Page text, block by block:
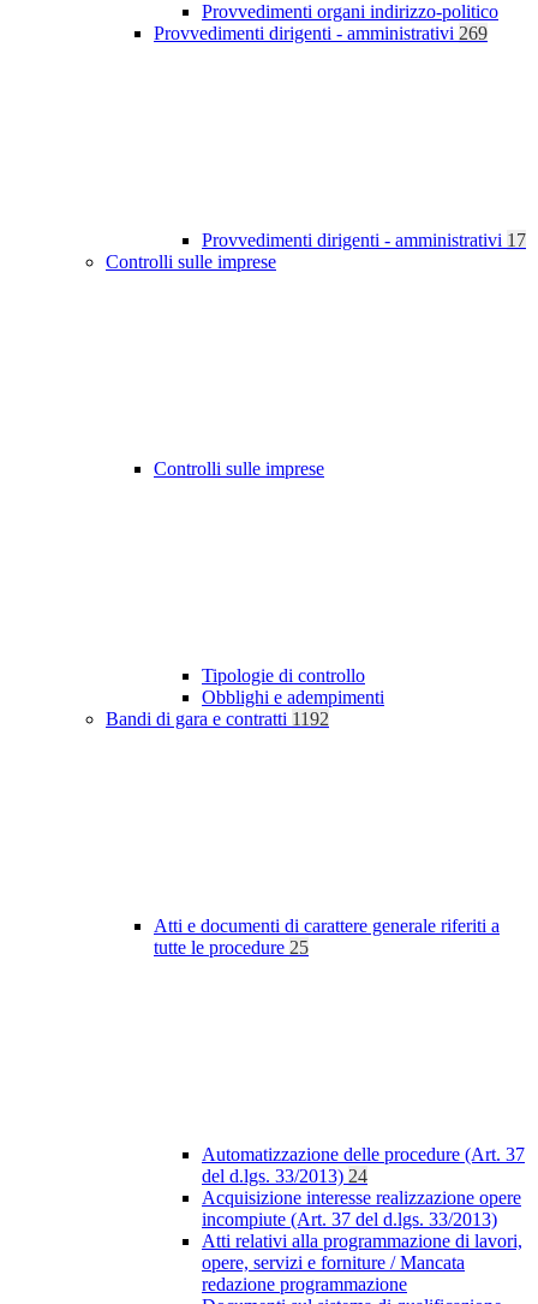
Provvedimenti organi indirizzo-politico
Provvedimenti dirigenti - amministrativi 269
Provvedimenti dirigenti - amministrativi 17
Controlli sulle imprese
Controlli sulle imprese
Tipologie di controllo
Obblighi e adempimenti
Bandi di gara e contratti 1192
Atti e documenti di carattere generale riferiti a
tutte le procedure 25
Automatizzazione delle procedure (Art. 37
del d.lgs. 33/2013) 24
Acquisizione interesse realizzazione opere
incompiute (Art. 37 del d.lgs. 33/2013)
Atti relativi alla programmazione di lavori,
opere, servizi e forniture / Mancata
redazione programmazione